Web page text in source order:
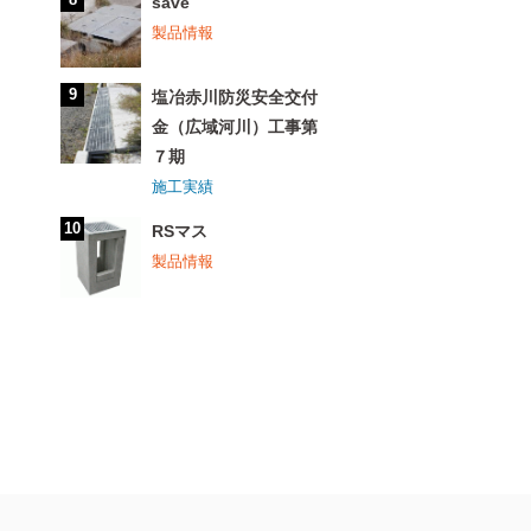
製品情報
塩冶赤川防災安全交付
金（広域河川）工事第
７期
施工実績
RSマス
製品情報